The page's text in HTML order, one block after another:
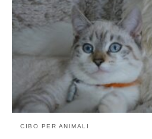
CIBO PER ANIMALI